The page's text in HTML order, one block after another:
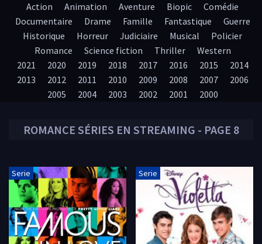
ROMANCE SÉRIES EN STREAMING - PAGE 8
Serie Serie
Action Animation Aventure Biopic
Comédie
Documentaire
Drame Famille Fantastique
Guerre
Historique
Horreur Judiciaire Musical
Policier
Romance
Science fiction Thriller
Western
2021
2020 2019 2018 2017 2016 2015
2014
2013
2012 2011 2010 2009 2008 2007
2006
2005
2004 2003 2002 2001 2000